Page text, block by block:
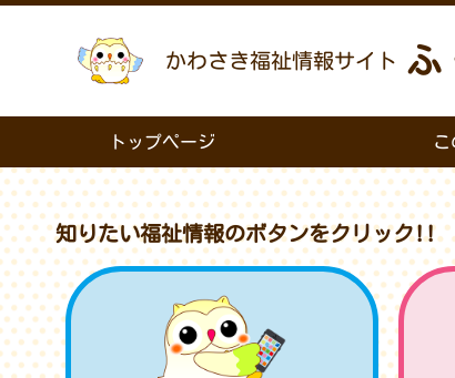
かわさき福祉情報サイト ふ
トップページ
知りたい福祉情報のボタンをクリック!!